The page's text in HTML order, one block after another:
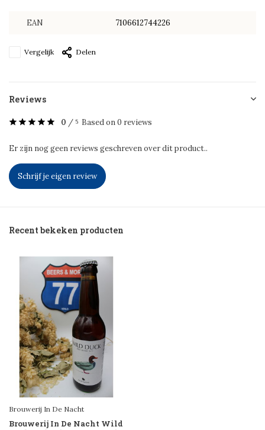
EAN 7106612744226
Vergelijk Delen
Reviews
0 / 5 Based on 0 reviews
Er zijn nog geen reviews geschreven over dit product..
Schrijf je eigen review
Recent bekeken producten
Brouwerij In De Nacht
Brouwerij In De Nacht Wild